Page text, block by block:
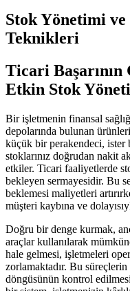
Stok Yönetimi
Teknikleri
Ticari
Etkin Stok
Bir işletmenin finansal
depolarında bulunan
küçük bir perakendeci,
stoklarınız doğrudan nakit
etkiler. Ticari faaliyetlerde
bekleyen sermayesidir. Bu
beklemesi maliyetleri
müşteri kaybına ve
Doğru bir denge kurmak,
araçlar kullanılarak
hale gelmesi, işletmeleri
zorlamaktadır. Bu süreçlerin
döngüsünün kontrol